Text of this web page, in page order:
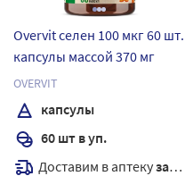
Overvit селен 100 мкг 60 шт.
капсулы массой 370 мг
OVERVIT
капсулы
60 шт в уп.
Доставим в аптекузавтра